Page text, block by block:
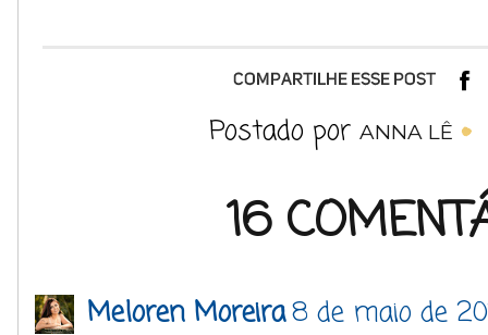
Postado por ANNA LÊ
16
Meloren Moreira8 de maio de